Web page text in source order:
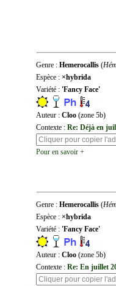
Genre : Hemerocallis (
Espèce : ×hybrida
Variété : 'Fancy Face'
Auteur : Cloo (zone 5b)
Contexte : Re: Déjà en
Pour en savoir +
Genre : Hemerocallis (
Espèce : ×hybrida
Variété : 'Fancy Face'
Auteur : Cloo (zone 5b)
Contexte : Re: En juillet